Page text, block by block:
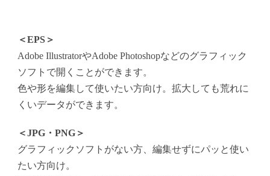
＜EPS＞
Adobe IllustratorやAdobe Photoshopなどのグラフィック
ソフトで開くことができます。
色や形を編集して使いたい方向け。拡大しても荒れに
くいデータができます。
＜JPG・PNG＞
グラフィックソフトがない方、編集せずにパッと使い
たい方向け。